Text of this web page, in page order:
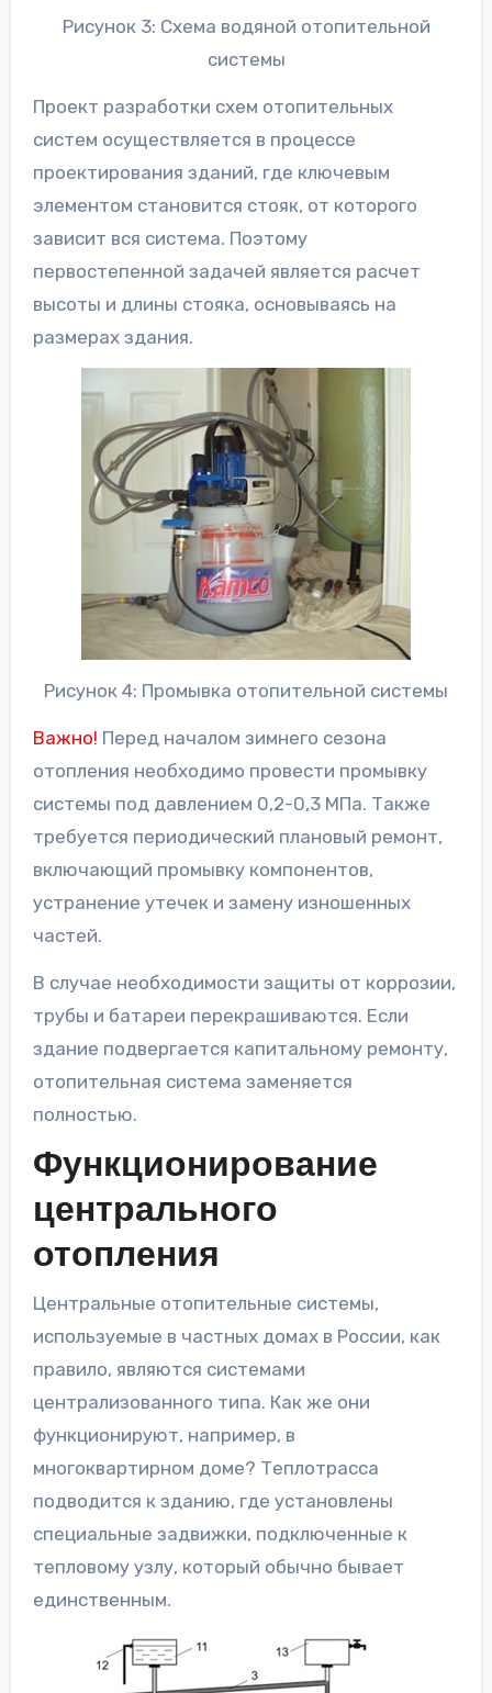
Рисунок 3: Схема водяной отопительной
системы
Проект разработки схем отопительных
систем осуществляется в процессе
проектирования зданий, где ключевым
элементом становится стояк, от которого
зависит вся система. Поэтому
первостепенной задачей является расчет
высоты и длины стояка, основываясь на
размерах здания.
Рисунок 4: Промывка отопительной системы
Важно! Перед началом зимнего сезона
отопления необходимо провести промывку
системы под давлением 0,2-0,3 МПа. Также
требуется периодический плановый ремонт,
включающий промывку компонентов,
устранение утечек и замену изношенных
частей.
В случае необходимости защиты от коррозии,
трубы и батареи перекрашиваются. Если
здание подвергается капитальному ремонту,
отопительная система заменяется
полностью.
Функционирование
центрального
отопления
Центральные отопительные системы,
используемые в частных домах в России, как
правило, являются системами
централизованного типа. Как же они
функционируют, например, в
многоквартирном доме? Теплотрасса
подводится к зданию, где установлены
специальные задвижки, подключенные к
тепловому узлу, который обычно бывает
единственным.